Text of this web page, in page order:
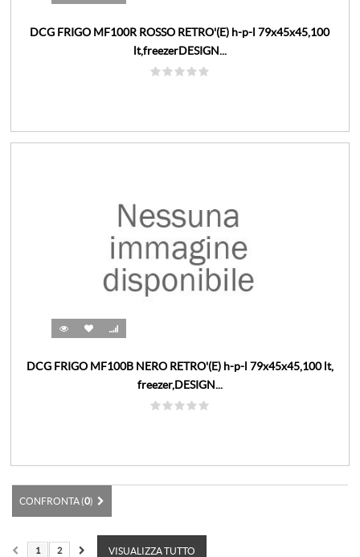
DCG FRIGO MF100R ROSSO RETRO'(E) h-p-l 79x45x45,100
lt,freezerDESIGN...
DCG FRIGO MF100B NERO RETRO'(E) h-p-l 79x45x45,100 lt,
freezer,DESIGN...
CONFRONTA (0)
VISUALIZZA TUTTO
1 2